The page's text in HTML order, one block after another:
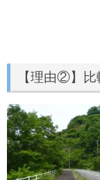
【理由②】